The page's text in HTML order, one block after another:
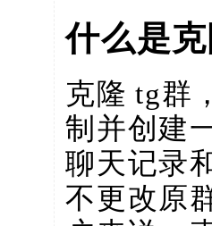
什么是
克隆 tg群
制并创建
聊天记录
不更改原